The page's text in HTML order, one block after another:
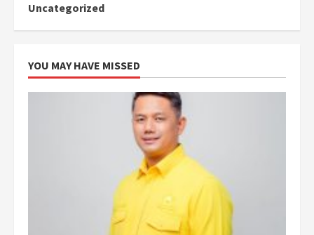
Uncategorized
YOU MAY HAVE MISSED